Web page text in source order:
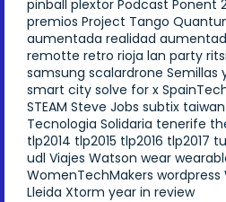
pinball plextor Podcast Ponent
premios Project Tango
aumentada realidad
remotte retro rioja lan party ritsi
samsung scalardrone Semillas
smart city solve for x
STEAM Steve Jobs subtix taiwan
Tecnologia Solidaria tenerife
tlp2014 tlp2015 tlp2016 tlp2017
udl Viajes Watson wear
WomenTechMakers wordpress
Lleida Xtorm year in review